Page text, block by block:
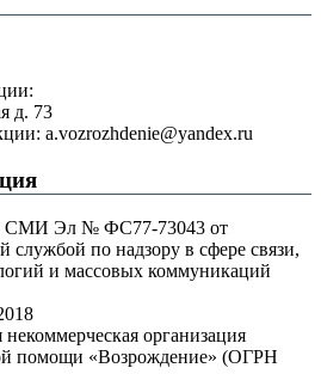
д. 73
a.vozrozhdenie@yandex.ru
СМИ Эл № ФС77-73043 от
службой по надзору в сфере связи,
и массовых коммуникаций
организация
помощи «Возрождение» (ОГРН